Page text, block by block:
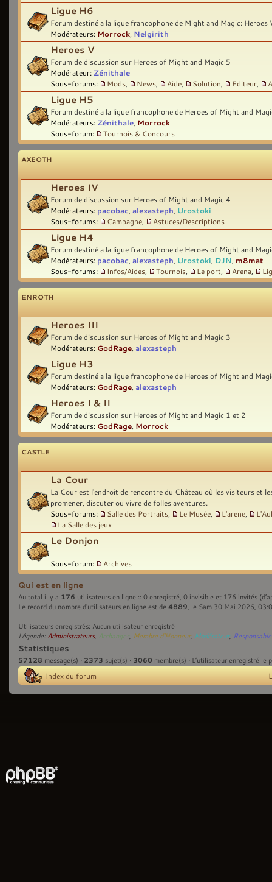
Ligue H6
Forum destiné a la ligue francophone de Might and Magic: Heroes
Modérateurs: Morrock Nelgirith
Heroes V
Forum de discussion sur Heroes of Might and Magic 5
Modérateur: Zénithale
Sous-forums:
Mods News Aide Solution Editeur
Ligue H5
Forum destiné a la ligue francophone de Heroes of Might and
Modérateurs: Zénithale Morrock
Sous-forum:
Tournois & Concours
AXEOTH
Heroes IV
Forum de discussion sur Heroes of Might and Magic 4
Modérateurs: pacobac alexasteph Urostoki
Sous-forums:
Campagne Astuces/Descriptions
Ligue H4
Forum destiné a la ligue francophone de Heroes of Might and
Modérateurs: pacobac alexasteph Urostoki DJN m8mat
Sous-forums:
Infos/Aides Tournois Le port Arena
ENROTH
Heroes III
Forum de discussion sur Heroes of Might and Magic 3
Modérateurs: GodRage alexasteph
Ligue H3
Forum destiné a la ligue francophone de Heroes of Might and
Modérateurs: GodRage alexasteph
Heroes I & II
Forum de discussion sur Heroes of Might and Magic 1 et 2
Modérateurs: GodRage Morrock
CASTLE
La Cour
La Cour est l'endroit de rencontre du Château où les visiteurs et
promener, discuter ou vivre de folles aventures.
Sous-forums:
Salle des Portraits Le Musée L'arene
La Salle des jeux
Le Donjon
Sous-forum: Archives
Qui est en ligne
Au total il y a 176 utilisateurs en ligne :: 0 enregistré, 0 invisible et 176 invités
Le record du nombre d’utilisateurs en ligne est de 4889 , le Sam 30 Mai 2026,
Utilisateurs enregistrés: Aucun utilisateur enregistré
Légende: Administrateurs, Archanges Membre d'Honneur, Modérateur,
Statistiques
57128 message(s) • 2373 sujet(s) • 3060 membre(s) • L’utilisateur enregistré le
Index du forum